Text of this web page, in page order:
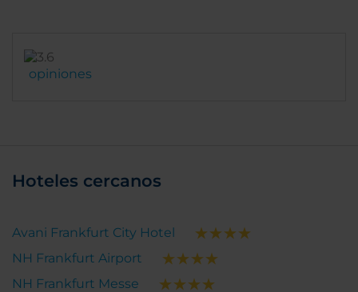
opiniones
Hoteles cercanos
Avani Frankfurt City Hotel
NH Frankfurt Airport
NH Frankfurt Messe